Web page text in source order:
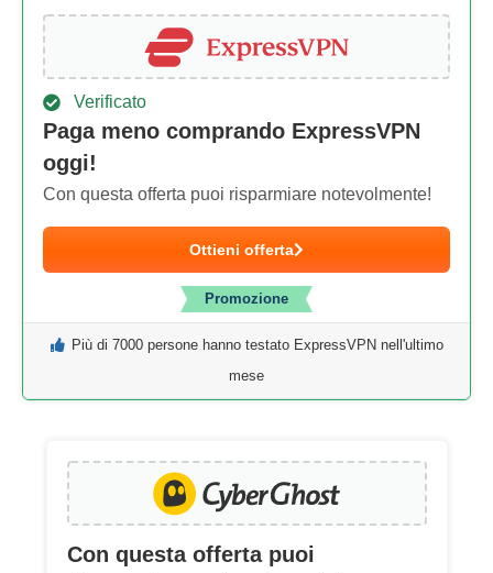
Verificato
Paga meno comprando ExpressVPN
oggi!
Con questa offerta puoi risparmiare notevolmente!
Ottieni offerta
Promozione
Più di 7000 persone hanno testato ExpressVPN nell'ultimo
mese
Con questa offerta puoi